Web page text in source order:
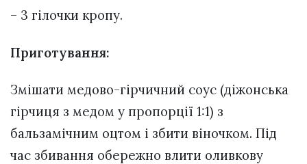
– 3 гілочки кропу.
Приготування:
Змішати медово-гірчичний соус (діжонська
гірчиця з медом у пропорції 1:1) з
бальзамічним оцтом і збити віночком. Під
час збивання обережно влити оливкову